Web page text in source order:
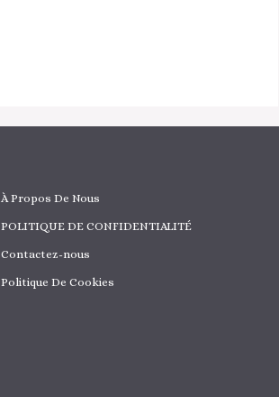
À Propos De Nous
POLITIQUE DE CONFIDENTIALITÉ
Contactez-nous
Politique De Cookies